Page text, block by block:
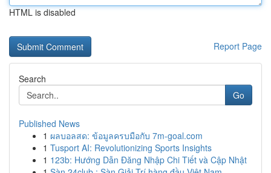
HTML is disabled
Report Page
Search
Go
Published News
1 ผลบอลสด: ข้อมูลครบมือกับ 7m-goal.com
1 Tusport AI: Revolutionizing Sports Insights
1 123b: Hướng Dẫn Đăng Nhập Chi Tiết và Cập Nhật